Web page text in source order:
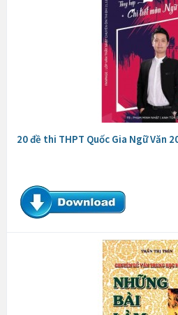
20 đề thi THPT Quốc Gia Ngữ Văn